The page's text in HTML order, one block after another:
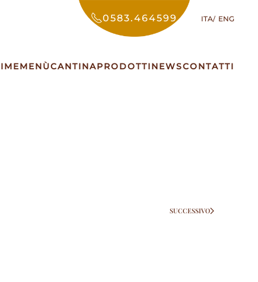
0583.464599 ITA ENG
MENÙCANTINAPRODOTTINEWSCONTATTI
SUCCESSIVO